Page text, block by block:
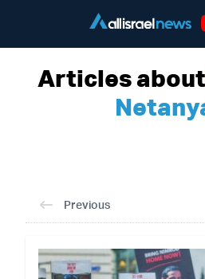
Articles about
Previous